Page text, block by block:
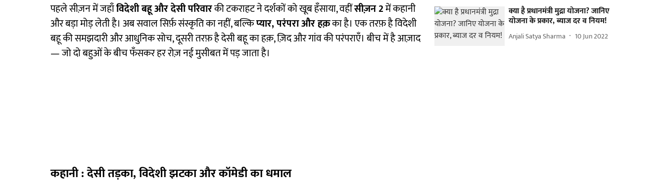
पहले सीज़न में जहाँविदेशी बहू और देसी परिवारकी टकराहट ने दर्शकों को खूब हँसाया, वहींसीज़न 2में कहानी
और बड़ा मोड़ लेती है। अब सवाल सिर्फ़ संस्कृति का नहीं, बल्किप्यार, परंपरा और हक़का है। एक तरफ़ है विदेशी
बहू की समझदारी और आधुनिक सोच, दूसरी तरफ़ है देसी बहू का हक़, ज़िद और गांव की परंपराएँ। बीच में है आज़ाद
— जो दो बहुओं के बीच फँसकर हर रोज़ नई मुसीबत में पड़ जाता है।
कहानी : देसी तड़का, विदेशी झटका और कॉमेडी का धमाल
क्या है प्रधानमंत्री मुद्रा योजना? जानिए
योजना के प्रकार, ब्याज दर व नियम!
Anjali Satya Sharma 10 Jun 2022